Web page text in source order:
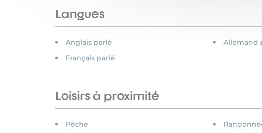
Langues
Anglais parlé
Allemand
Français parlé
Loisirs à proximité
Pêche